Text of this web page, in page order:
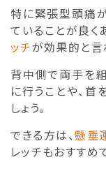
特に緊張型頭痛
ていることが良く
ッチが効果的と言
背中側で両手を
に行うことや、首
しょう。
できる方は、懸垂
レッチもおすすめ